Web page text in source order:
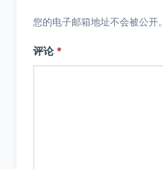
您的电子邮箱地址不会被公开。
评论 *